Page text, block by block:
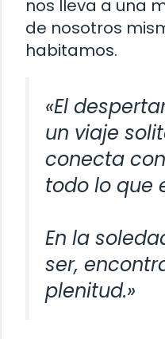
nos lleva a una
de nosotros
habitamos.
«El
un viaje
conecta
todo lo que
En la
ser,
plenitud.»